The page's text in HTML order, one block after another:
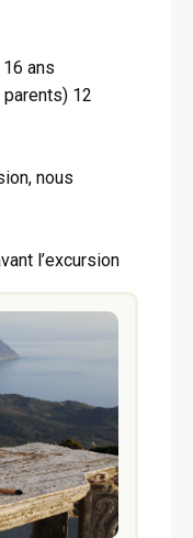
ans
12
nous
l’excursion